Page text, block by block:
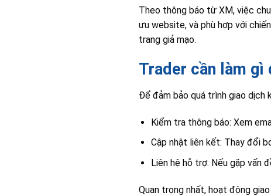
Theo thông báo từ XM, việc
ưu website, và phù hợp với
trang giả mạo.
Trader cần làm gì
Để đảm bảo quá trình giao dịch
Kiểm tra thông báo: Xem
Cập nhật liên kết: Thay đổi
Liên hệ hỗ trợ: Nếu gặp vấn
Quan trọng nhất, hoạt động